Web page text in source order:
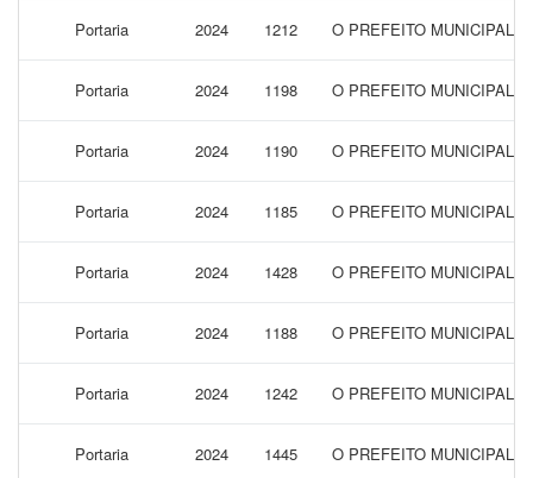
Portaria 2024 1212 O PREFEITO MUNICIPAL
Portaria 2024 1198 O PREFEITO MUNICIPAL
Portaria 2024 1190 O PREFEITO MUNICIPAL
Portaria 2024 1185 O PREFEITO MUNICIPAL
Portaria 2024 1428 O PREFEITO MUNICIPAL
Portaria 2024 1188 O PREFEITO MUNICIPAL
Portaria 2024 1242 O PREFEITO MUNICIPAL
Portaria 2024 1445 O PREFEITO MUNICIPAL